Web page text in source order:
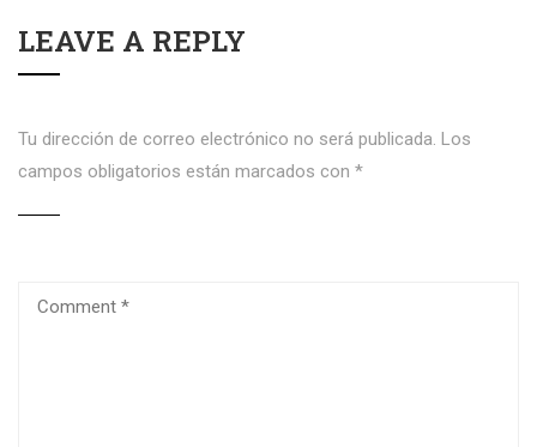
LEAVE A REPLY
Tu dirección de correo electrónico no será publicada. Los
campos obligatorios están marcados con *